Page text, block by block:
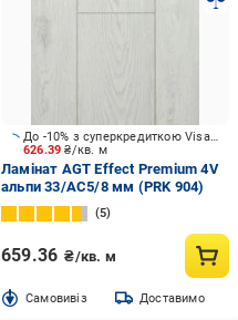
626.39₴/кв. м
До -10% з суперкредиткою Visa Вигода
Ламінат AGT Effect Premium 4V
альпи 33/АС5/8 мм (PRK 904)
5
659.36 ₴/кв. м
Cамовивіз Доставимо